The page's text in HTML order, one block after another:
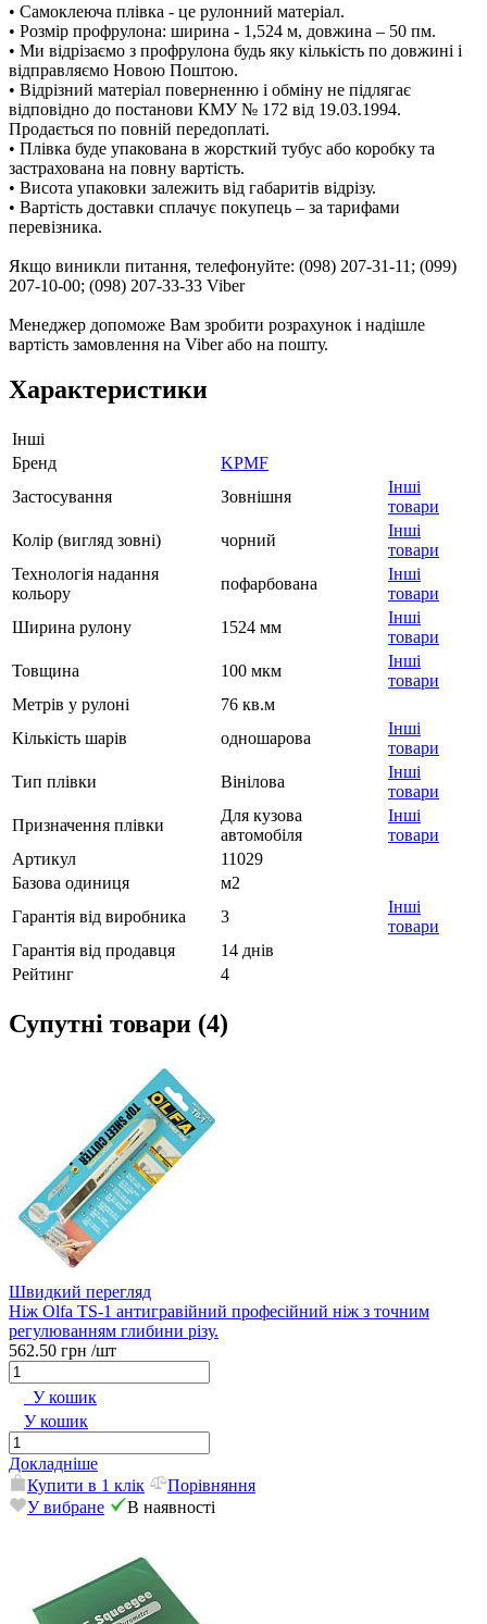
• Самоклеюча плівка - це рулонний матеріал.
• Розмір профрулона: ширина - 1,524 м, довжина – 50 пм.
• Ми відрізаємо з профрулона будь яку кількість по довжині і
відправляємо Новою Поштою.
• Відрізний матеріал поверненню і обміну не підлягає
відповідно до постанови КМУ № 172 від 19.03.1994.
Продається по повній передоплаті.
• Плівка буде упакована в жорсткий тубус або коробку та
застрахована на повну вартість.
• Висота упаковки залежить від габаритів відрізу.
• Вартість доставки сплачує покупець – за тарифами
перевізника.
Якщо виникли питання, телефонуйте: (098) 207-31-11; (099)
207-10-00; (098) 207-33-33 Viber
Менеджер допоможе Вам зробити розрахунок і надішле
вартість замовлення на Viber або на пошту.
Характеристики
Інші
Бренд
KPMF
Застосування
Зовнішня
Інші
товари
Колір (вигляд зовні)
чорний
Інші
товари
Технологія надання
кольору
пофарбована
Інші
товари
Ширина рулону
1524 мм
Інші
товари
Товщина
100 мкм
Інші
товари
Метрів у рулоні
76 кв.м
Кількість шарів
одношарова
Інші
товари
Тип плівки
Вінілова
Інші
товари
Призначення плівки
Для кузова
автомобіля
Інші
товари
Артикул
11029
Базова одиниця
м2
Гарантія від виробника
3
Інші
товари
Гарантія від продавця
14 днів
Рейтинг
4
Супутні товари (4)
Швидкий перегляд
Ніж Olfa TS-1 антигравійний професійний ніж з точним
регулюванням глибини різу.
562.50 грн /шт
У кошик
У кошик
Докладніше
Купити в 1 клік
Порівняння
У вибране
В наявності